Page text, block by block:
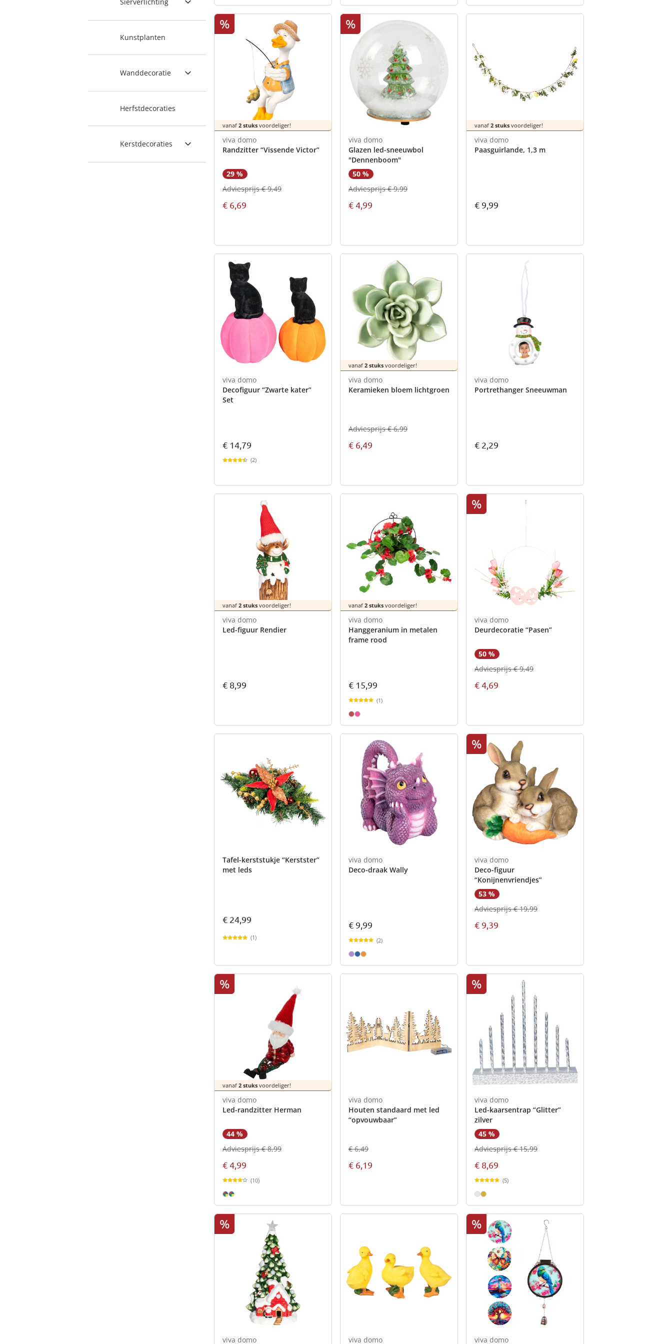
Kunstplanten
Wanddecoratie
Herfstdecoraties
Kerstdecoraties
%
vanaf 2 stuks voordeliger!
viva domo
Randzitter “Vissende Victor”
29 %
€ 6,69
Adviesprijs € 9,49
%
viva domo
Glazen led-sneeuwbol
"Dennenboom"
50 %
€ 4,99
Adviesprijs € 9,99
vanaf 2 stuks voordeliger!
viva domo
Paasguirlande, 1,3 m
€ 9,99
viva domo
Decofiguur “Zwarte kater”
Set
€ 14,79
(2)
vanaf 2 stuks voordeliger!
viva domo
Keramieken bloem lichtgroen
€ 6,49
Adviesprijs € 6,99
viva domo
Portrethanger Sneeuwman
€ 2,29
vanaf 2 stuks voordeliger!
viva domo
Led-figuur Rendier
€ 8,99
vanaf 2 stuks voordeliger!
viva domo
Hanggeranium in metalen
frame rood
€ 15,99
(1)
%
viva domo
Deurdecoratie “Pasen”
50 %
€ 4,69
Adviesprijs € 9,49
Tafel-kerststukje “Kerstster”
met leds
€ 24,99
(1)
viva domo
Deco-draak Wally
€ 9,99
(2)
%
viva domo
Deco-figuur
“Konijnenvriendjes”
53 %
€ 9,39
Adviesprijs € 19,99
%
vanaf 2 stuks voordeliger!
viva domo
Led-randzitter Herman
44 %
€ 4,99
Adviesprijs € 8,99
(10)
viva domo
Houten standaard met led
“opvouwbaar”
€ 6,49
€ 6,19
%
viva domo
Led-kaarsentrap “Glitter”
zilver
45 %
€ 8,69
Adviesprijs € 15,99
(5)
%
viva domo viva domo
%
viva domo